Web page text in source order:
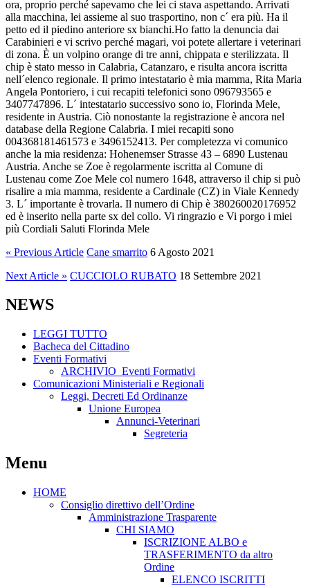
ora, proprio perché sapevamo che lei ci stava aspettando. Arrivati
alla macchina, lei assieme al suo trasportino, non c´ era più. Ha il
petto ed il piedino anteriore sx bianchi.Ho fatto la denuncia dai
Carabinieri e vi scrivo perché magari, voi potete allertare i veterinari
di zona. È un volpino orange di tre anni, chippata e sterilizzata. Il
chip è stato messo in Calabria, Catanzaro, e risulta ancora iscritta
nell´elenco regionale. Il primo intestatario è mia mamma, Rita Maria
Angela Pontoriero, i cui recapiti telefonici sono 096793565 e
3407747896. L´ intestatario successivo sono io, Florinda Mele,
residente in Austria. Ciò nonostante la registrazione è ancora nel
database della Regione Calabria. I miei recapiti sono
004368181461573 e 3496152413. Per completezza vi comunico
anche la mia residenza: Hohenemser Strasse 43 – 6890 Lustenau
Austria. Anche se Zoe è regolarmente iscritta al Comune di
Lustenau come Zoe Mele col numero 1648, attraverso il chip si può
risalire a mia mamma, residente a Cardinale (CZ) in Viale Kennedy
3. L´ importante è trovarla. Il numero di Chip è 380260020176952
ed è inserito nella parte sx del collo. Vi ringrazio e Vi porgo i miei
più Cordiali Saluti Florinda Mele
« Previous Article Cane smarrito 6 Agosto 2021
Next Article » CUCCIOLO RUBATO 18 Settembre 2021
NEWS
LEGGI TUTTO
Bacheca del Cittadino
Eventi Formativi
ARCHIVIO_Eventi Formativi
Comunicazioni Ministeriali e Regionali
Leggi, Decreti Ed Ordinanze
Unione Europea
Annunci-Veterinari
Segreteria
Menu
HOME
Consiglio direttivo dell’Ordine
Amministrazione Trasparente
CHI SIAMO
ISCRIZIONE ALBO e
TRASFERIMENTO da altro
Ordine
ELENCO ISCRITTI